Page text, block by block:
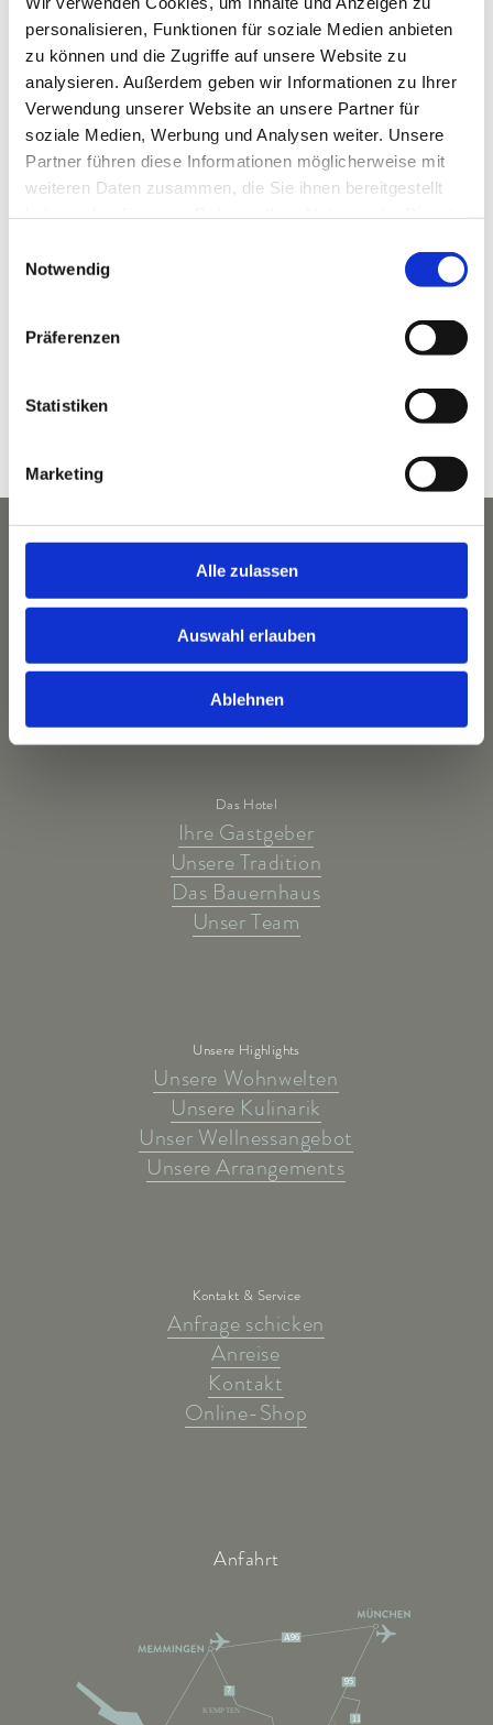
personalisieren, Funktionen für soziale Medien anbieten
zu können und die Zugriffe auf unsere Website zu
analysieren. Außerdem geben wir Informationen zu Ihrer
Verwendung unserer Website an unsere Partner für
soziale Medien, Werbung und Analysen weiter. Unsere
Partner führen diese Informationen möglicherweise mit
weiteren Daten zusammen, die Sie ihnen bereitgestellt
Notwendig
Präferenzen
Statistiken
Marketing
Alle zulassen
Auswahl erlauben
Ablehnen
VERANSTALTUNGSORT
Wildenau 5 (ehem. 3A)
Deutschland
Telefon
Veranstaltungsort-Website anzeigen
Das Hotel
Ihre Gastgeber
Unsere Tradition
Das Bauernhaus
Unser Team
Unsere Highlights
Unsere Wohnwelten
Unsere Kulinarik
Unser Wellnessangebot
Unsere Arrangements
Kontakt & Service
Anfrage schicken
Anreise
Kontakt
Online-Shop
Anfahrt
A96
95
11
7
KEMPTEN